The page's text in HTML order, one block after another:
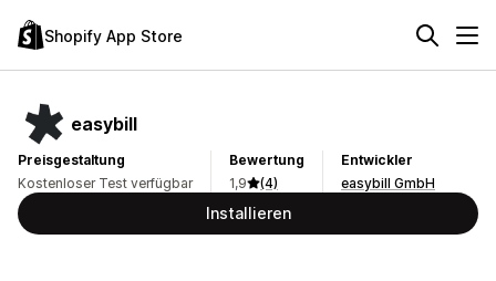
Shopify App Store
easybill
Preisgestaltung
Kostenloser Test verfügbar
Bewertung
1,9
(4)
Entwickler
easybill GmbH
Installieren